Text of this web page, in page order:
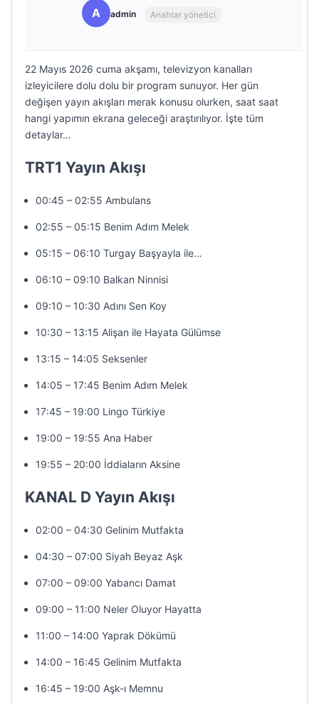
A admin Anahtar yönetici
22 Mayıs 2026 cuma akşamı, televizyon kanalları
izleyicilere dolu dolu bir program sunuyor. Her gün
değişen yayın akışları merak konusu olurken, saat saat
hangi yapımın ekrana geleceği araştırılıyor. İşte tüm
detaylar…
TRT1 Yayın Akışı
00:45 – 02:55 Ambulans
02:55 – 05:15 Benim Adım Melek
05:15 – 06:10 Turgay Başyayla ile…
06:10 – 09:10 Balkan Ninnisi
09:10 – 10:30 Adını Sen Koy
10:30 – 13:15 Alişan ile Hayata Gülümse
13:15 – 14:05 Seksenler
14:05 – 17:45 Benim Adım Melek
17:45 – 19:00 Lingo Türkiye
19:00 – 19:55 Ana Haber
19:55 – 20:00 İddiaların Aksine
KANAL D Yayın Akışı
02:00 – 04:30 Gelinim Mutfakta
04:30 – 07:00 Siyah Beyaz Aşk
07:00 – 09:00 Yabancı Damat
09:00 – 11:00 Neler Oluyor Hayatta
11:00 – 14:00 Yaprak Dökümü
14:00 – 16:45 Gelinim Mutfakta
16:45 – 19:00 Aşk-ı Memnu